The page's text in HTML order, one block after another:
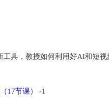
具，教授如何利用好AI和短